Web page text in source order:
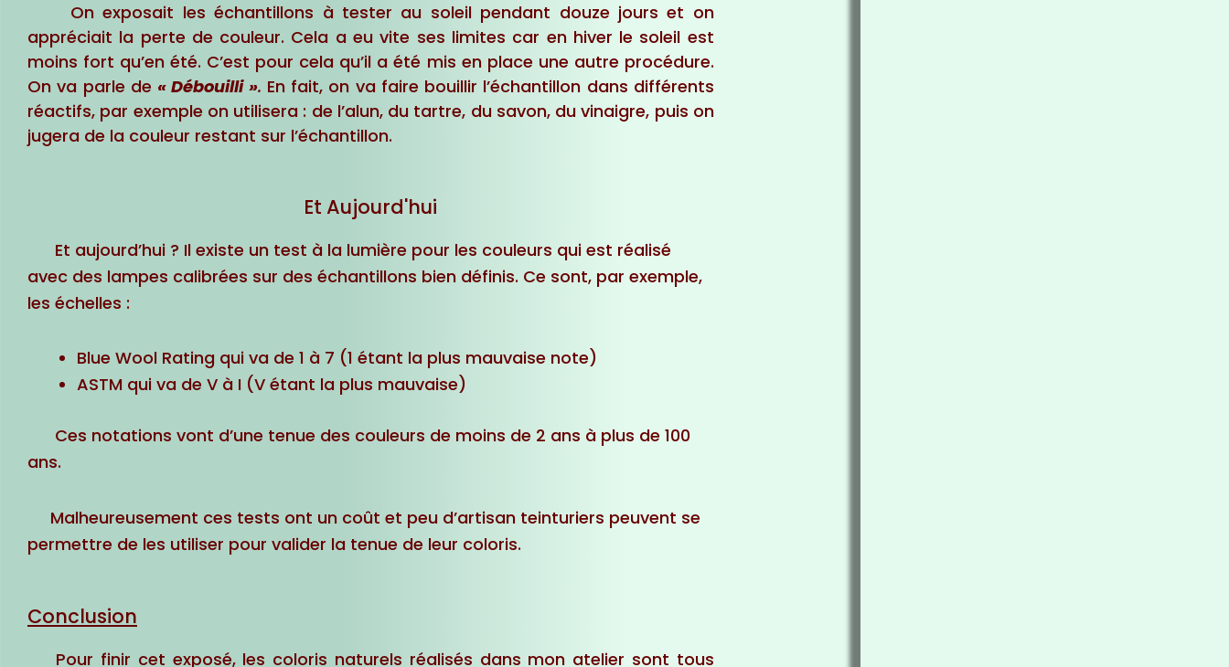
On exposait les échantillons à tester au soleil pendant douze jours et on
appréciait la perte de couleur. Cela a eu vite ses limites car en hiver le soleil est
moins fort qu’en été. C’est pour cela qu’il a été mis en place une autre procédure.
On va parle de « Débouilli ». En fait, on va faire bouillir l’échantillon dans différents
réactifs, par exemple on utilisera : de l’alun, du tartre, du savon, du vinaigre, puis on
jugera de la couleur restant sur l’échantillon.
Et Aujourd'hui
Et aujourd’hui ? Il existe un test à la lumière pour les couleurs qui est réalisé
avec des lampes calibrées sur des échantillons bien définis. Ce sont, par exemple,
les échelles :
Blue Wool Rating qui va de 1 à 7 (1 étant la plus mauvaise note)
ASTM qui va de V à I (V étant la plus mauvaise)
Ces notations vont d’une tenue des couleurs de moins de 2 ans à plus de 100
ans.
Malheureusement ces tests ont un coût et peu d’artisan teinturiers peuvent se
permettre de les utiliser pour valider la tenue de leur coloris.
Conclusion
Pour finir cet exposé, les coloris naturels réalisés dans mon atelier sont tous